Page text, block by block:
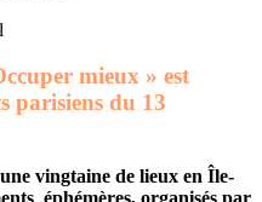
mieux » est
parisiens du 13
vingtaine de lieux en Île-
éphémères, organisés par